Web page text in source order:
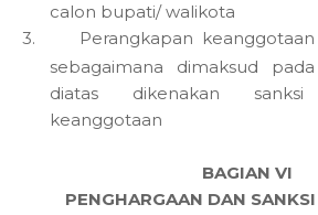
calon bupati/ walikota
3.
Perangkapan
sebagaimana dimaksud
diatas dikenakan sanksi
keanggotaan
BAGIAN VI
PENGHARGAAN DAN